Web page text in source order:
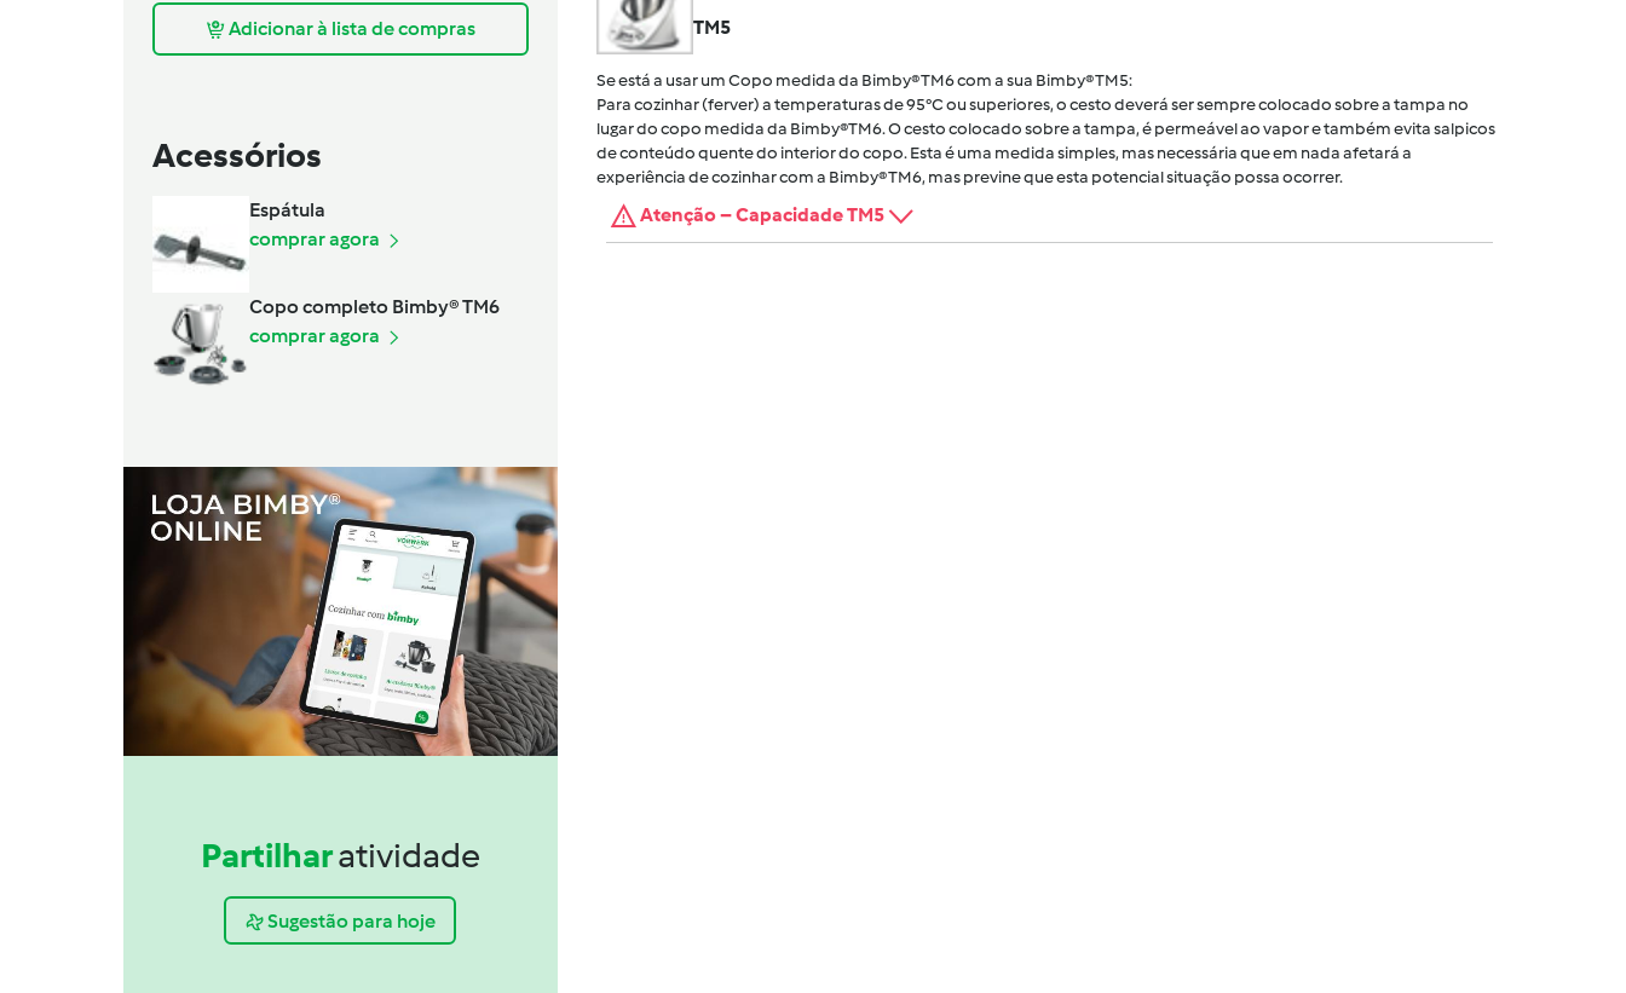
Adicionar à lista de compras
Acessórios
Espátula
comprar agora
Copo completo Bimby® TM6
comprar agora
Partilharatividade
Sugestão para hoje
TM5
Se está a usar um Copo medida da Bimby® TM6 com a sua Bimby® TM5:
Para cozinhar (ferver) a temperaturas de 95°C ou superiores, o cesto deverá ser sempre colocado sobre a tampa no
lugar do copo medida da Bimby®TM6. O cesto colocado sobre a tampa, é permeável ao vapor e também evita salpicos
de conteúdo quente do interior do copo. Esta é uma medida simples, mas necessária que em nada afetará a
experiência de cozinhar com a Bimby® TM6, mas previne que esta potencial situação possa ocorrer.
Atenção – Capacidade TM5